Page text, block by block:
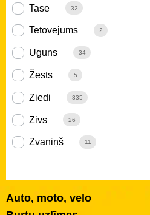
Tase 32
Tetovējums 2
Uguns 34
Žests 5
Ziedi 335
Zivs 26
Zvaniņš 11
Auto, moto, velo